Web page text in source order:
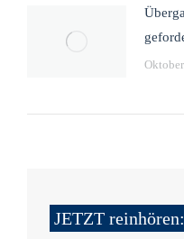
JETZT reinhören: